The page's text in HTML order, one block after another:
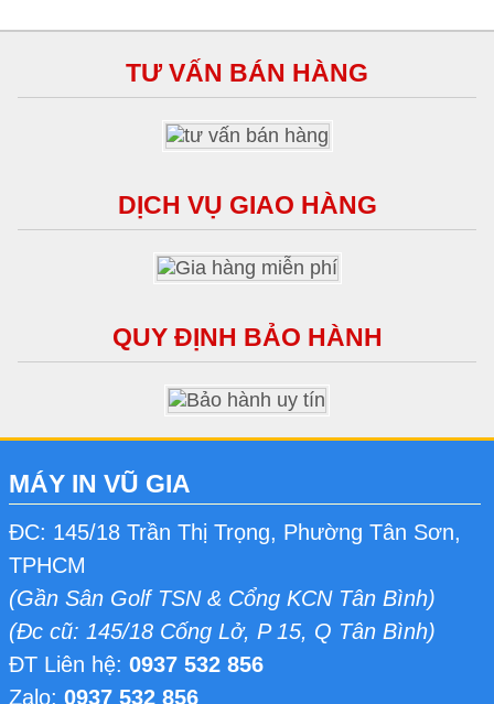
TƯ VẤN BÁN HÀNG
DỊCH VỤ GIAO HÀNG
QUY ĐỊNH BẢO HÀNH
MÁY IN VŨ GIA
ĐC: 145/18 Trần Thị Trọng, Phường Tân Sơn,
TPHCM
(Gần Sân Golf TSN & Cổng KCN Tân Bình)
(Đc cũ: 145/18 Cống Lở, P 15, Q Tân Bình)
ĐT Liên hệ: 0937 532 856
Zalo: 0937 532 856